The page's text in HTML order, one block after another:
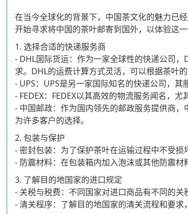
在当今全球化的背景下，中国茶文化的魅力已
开始寻求将中国的茶叶邮寄到国外，以体验这
1. 选择合适的快递服务商
- DHL国际货运：作为一家全球性的快递公司
求。DHL的运费计算方式灵活，可以根据茶叶
- UPS：UPS是另一家国际知名的快递公司，
- FEDEX：FEDEX以其高效的物流服务闻名，
- 中国邮政：作为国内领先的邮政服务提供商
为许多客户的选择。
2. 包装与保护
- 密封包装：为了保护茶叶在运输过程中不受
- 防震材料：在包装箱内加入泡沫或其他防震
3. 了解目的地国家的进口规定
- 关税与税费：不同国家对进口商品有不同的
- 清关程序：了解目的地国家的清关流程和要